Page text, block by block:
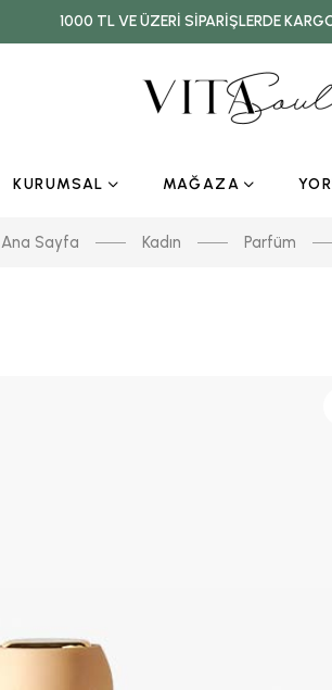
1000 TL VE ÜZERI SIPARIŞLERDE
KURUMSAL MAĞAZA
Ana Sayfa Kadın Parfüm